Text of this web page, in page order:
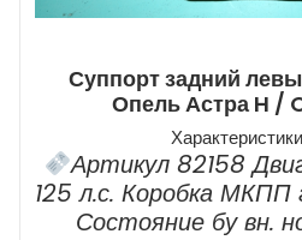
Суппорт задний
Опель Астра H /
Артикул 82158
125 л.с. Коробка МКПП
Состояние бу вн.